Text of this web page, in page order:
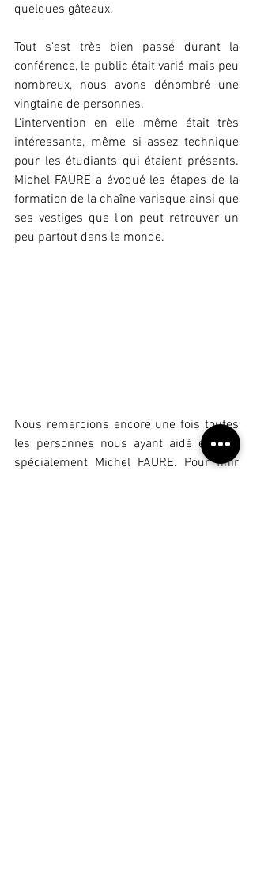
quelques gâteaux.
Tout s'est très bien passé durant la
conférence, le public était varié mais peu
nombreux, nous avons dénombré une
vingtaine de personnes.
L'intervention en elle même était très
intéressante, même si assez technique
pour les étudiants qui étaient présents.
Michel FAURE a évoqué les étapes de la
formation de la chaîne varisque ainsi que
ses vestiges que l'on peut retrouver un
peu partout dans le monde.
Nous remercions encore une fois toutes
les personnes nous ayant aidé et plus
spécialement Michel FAURE. Pour finir